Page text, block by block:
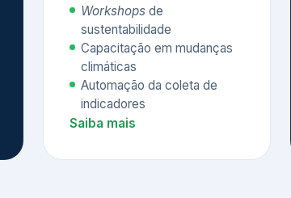
Workshops de
sustentabilidade
Capacitação em mudanças
climáticas
Automação da coleta de
indicadores
Saiba mais